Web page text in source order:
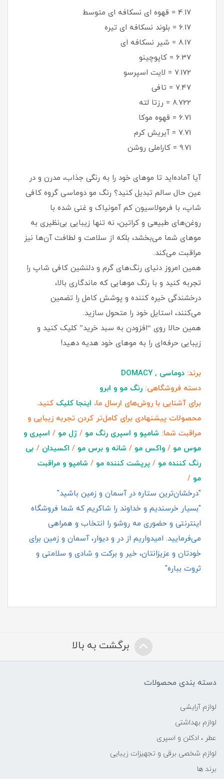
4.17 = قهوه ای نسکافه ای متوسط
6.17 = بلوند نسکافه ای تیره
8.17 = شیر نسکافه ای
6.37 = کاپوچینو
7.172 = لایت اسپرسو
7.47 = تافی
8.722 = رزتا لته
6.71 = قهوه موکا
7.71 = آیریش کرم
9.71 = کاراملی روشن
آیا آماده‌اید تا موهای خود را به رنگی جذاب، مدرن و در
عین حال سالم تبدیل کنید؟ رنگ مو دوماسی گروه کافی
شاپ، با فرمولاسیون کم آمونیاک و غنی شده با
روغن‌های طبیعی و کراتین، نه تنها زیبایی بی‌نظیری به
موهای شما می‌بخشد، بلکه از سلامت و لطافت آن‌ها نیز
مراقبت می‌کند.
همین امروز دنیای رنگ‌های گرم و دلنشین کافی شاپ را
تجربه کنید و با رنگ موهایی که ماندگاری بالا،
درخشندگی خیره‌ کننده و پوشش کامل را تضمین
می‌کنند، استایل خود را متحول سازید.
همین حالا روی “افزودن به سبد خرید” کلیک کنید و
زیبایی حرفه‌ای را به موهای خود هدیه دهید!
برند: دوماسی , DOMACY
دسته فروشگاهی: رنگ مو و ابرو
برای آشنایی با روش‌های ارسال ما، اینجا کلیک کنید.
محصولات پیشنهادی برای کامل‌تر کردن تجربه زیبایی و
مراقبت شما: شامپو و اسپری رنگ مو / ژل مو / اسپری و
موس مو / واکس مو / شانه و برس مو / اکسیدان / بی
رنگ کننده مو / پرپشت کننده مو / شامپو و مراقبت
مو /
"درخشان‌ترین ستاره در آسمان و زمین باشید"
"بسیار خرسندیم و خداوند را شاکریم که شما فروشگاه
اینترنتی و حضوری مه روشو را انتخاب و همراهی
می‌فرمایید. امیدواریم از در و دیوار، آسمان و زمین برای
خودتان و عزیزانتان، خیر و برکت و شادی و سلامتی و
ثروت بباره"
برگشت به بالا
دسته بندی محصولات
لوازم آرایشی
لوازم بهداشتی
عطر ، ادکلن و اسپری
لوازم شخصی برقی و تجهیزات زیبایی
برند ها